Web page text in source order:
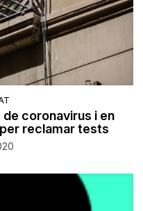
coronavirus i en
reclamar tests